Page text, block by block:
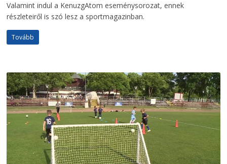
Valamint indul a KenuzgAtom eseménysorozat, ennek
részleteiről is szó lesz a sportmagazinban.
Tovább